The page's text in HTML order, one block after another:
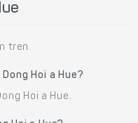
tren.
Hoi a Hue?
Hoi a Hue.